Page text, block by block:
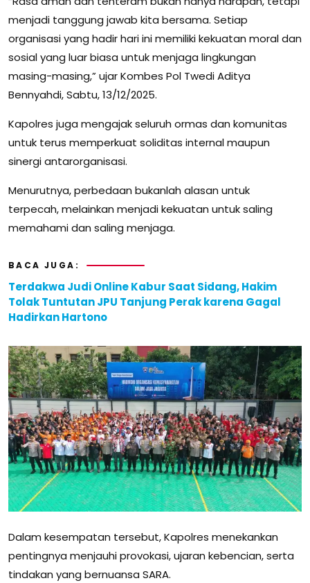
menjadi tanggung jawab kita bersama. Setiap
organisasi yang hadir hari ini memiliki kekuatan moral dan
sosial yang luar biasa untuk menjaga lingkungan
masing-masing,” ujar Kombes Pol Twedi Aditya
Bennyahdi, Sabtu, 13/12/2025.
Kapolres juga mengajak seluruh ormas dan komunitas
untuk terus memperkuat soliditas internal maupun
sinergi antarorganisasi.
Menurutnya, perbedaan bukanlah alasan untuk
terpecah, melainkan menjadi kekuatan untuk saling
memahami dan saling menjaga.
BACA JUGA:
Terdakwa Judi Online Kabur Saat Sidang, Hakim
Tolak Tuntutan JPU Tanjung Perak karena Gagal
Hadirkan Hartono
Dalam kesempatan tersebut, Kapolres menekankan
pentingnya menjauhi provokasi, ujaran kebencian, serta
tindakan yang bernuansa SARA.